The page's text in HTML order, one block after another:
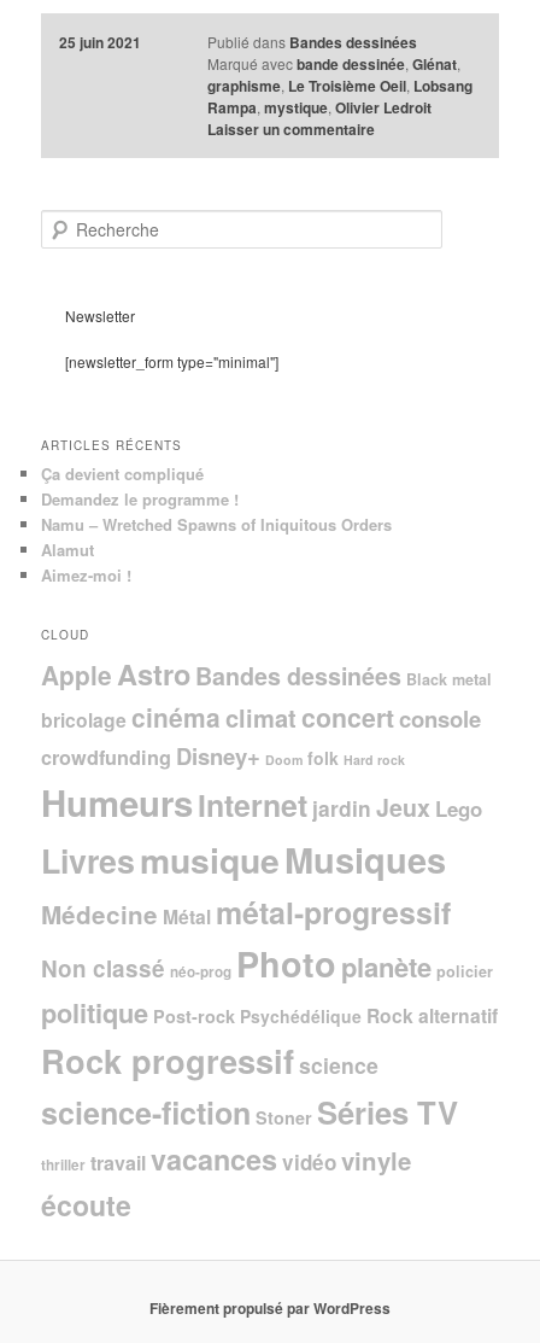
25 juin 2021 Publié dans Bandes dessinées
Marqué avec bande dessinée, Glénat,
graphisme, Le Troisième Oeil, Lobsang
Rampa, mystique, Olivier Ledroit
Laisser un commentaire
e
Newsletter
[newsletter_form type="minimal"]
ARTICLES RÉCENTS
Ça devient compliqué
Demandez le programme !
Namu – Wretched Spawns of Iniquitous Orders
Alamut
Aimez-moi !
CLOUD
Apple AstroBandes dessinées Black metal
bricolage cinéma climat concertconsole
crowdfunding Disney+ Doom folk Hard rock
HumeursInternet jardin Jeux Lego
LivresmusiqueMusiques
Médecine Métal métal-progressif
Non classé néo-prog Photo planète policier
politique Post-rock Psychédélique Rock alternatif
Rock progressifscience
science-fiction Stoner Séries TV
thriller travail vacances vidéovinyle
écoute
Fièrement propulsé par WordPress